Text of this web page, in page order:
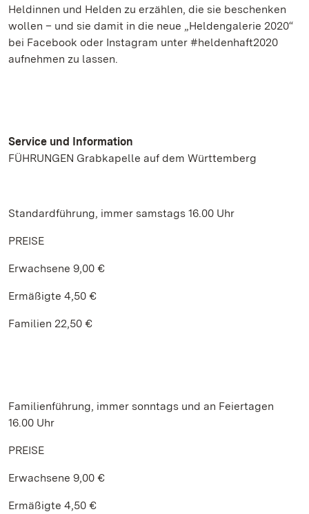
Heldinnen und Helden zu erzählen, die sie beschenken
wollen – und sie damit in die neue „Heldengalerie 2020“
bei Facebook oder Instagram unter #heldenhaft2020
aufnehmen zu lassen.
Service und Information
FÜHRUNGEN Grabkapelle auf dem Württemberg
Standardführung, immer samstags 16.00 Uhr
PREISE
Erwachsene 9,00 €
Ermäßigte 4,50 €
Familien 22,50 €
Familienführung, immer sonntags und an Feiertagen
16.00 Uhr
PREISE
Erwachsene 9,00 €
Ermäßigte 4,50 €